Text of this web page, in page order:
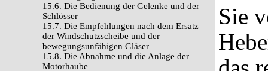
15.6. Die Bedienung der Gelenke und der
Schlösser
15.7. Die Empfehlungen nach dem Ersatz
der Windschutzscheibe und der
bewegungsunfähigen Gläser
15.8. Die Abnahme und die Anlage der
Motorhaube
Sie